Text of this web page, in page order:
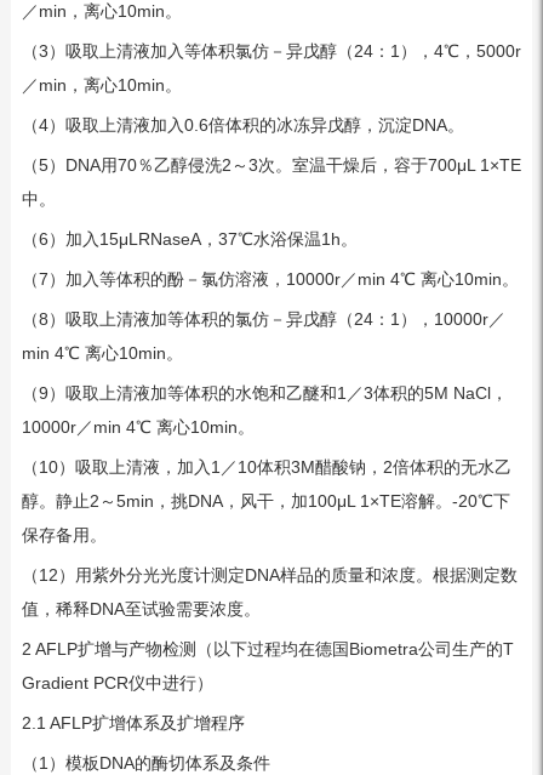
／min，离心10min。
（3）吸取上清液加入等体积氯仿－异戊醇（24：1），4℃，5000r
／min，离心10min。
（4）吸取上清液加入0.6倍体积的冰冻异戊醇，沉淀DNA。
（5）DNA用70％乙醇侵洗2～3次。室温干燥后，容于700μL 1×TE
中。
（6）加入15μLRNaseA，37℃水浴保温1h。
（7）加入等体积的酚－氯仿溶液，10000r／min 4℃ 离心10min。
（8）吸取上清液加等体积的氯仿－异戊醇（24：1），10000r／
min 4℃ 离心10min。
（9）吸取上清液加等体积的水饱和乙醚和1／3体积的5M NaCl，
10000r／min 4℃ 离心10min。
（10）吸取上清液，加入1／10体积3M醋酸钠，2倍体积的无水乙
醇。静止2～5min，挑DNA，风干，加100μL 1×TE溶解。-20℃下
保存备用。
（12）用紫外分光光度计测定DNA样品的质量和浓度。根据测定数
值，稀释DNA至试验需要浓度。
2 AFLP扩增与产物检测（以下过程均在德国Biometra公司生产的T
Gradient PCR仪中进行）
2.1 AFLP扩增体系及扩增程序
（1）模板DNA的酶切体系及条件